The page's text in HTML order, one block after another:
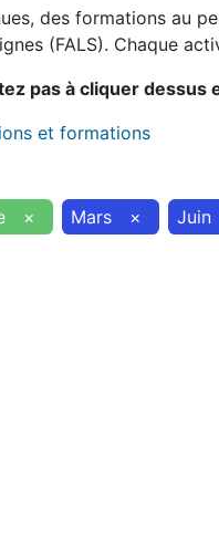
des formations au
(FALS). Chaque
pas à cliquer
et formations
× Mars × Juin